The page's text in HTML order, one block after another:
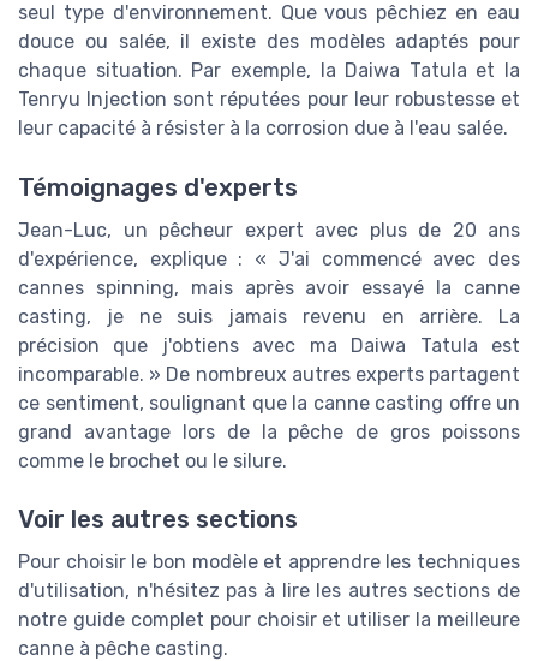
seul type d'environnement. Que vous pêchiez en eau
douce ou salée, il existe des modèles adaptés pour
chaque situation. Par exemple, la Daiwa Tatula et la
Tenryu Injection sont réputées pour leur robustesse et
leur capacité à résister à la corrosion due à l'eau salée.
Témoignages d'experts
Jean-Luc, un pêcheur expert avec plus de 20 ans
d'expérience, explique : « J'ai commencé avec des
cannes spinning, mais après avoir essayé la canne
casting, je ne suis jamais revenu en arrière. La
précision que j'obtiens avec ma Daiwa Tatula est
incomparable. » De nombreux autres experts partagent
ce sentiment, soulignant que la canne casting offre un
grand avantage lors de la pêche de gros poissons
comme le brochet ou le silure.
Voir les autres sections
Pour choisir le bon modèle et apprendre les techniques
d'utilisation, n'hésitez pas à lire les autres sections de
notre guide complet pour choisir et utiliser la meilleure
canne à pêche casting.